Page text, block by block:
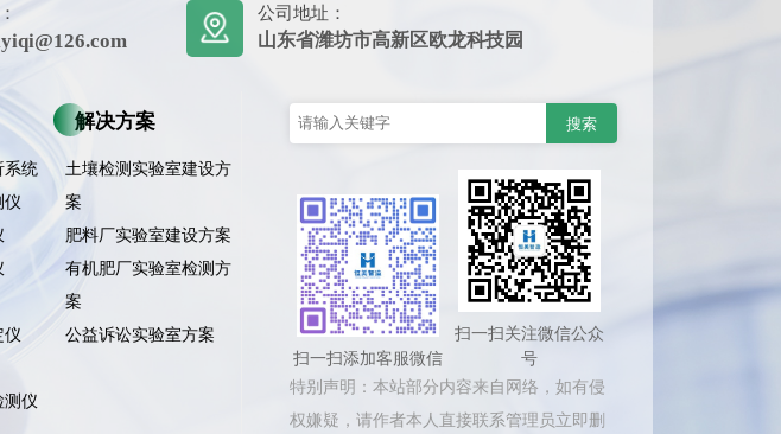
公司地址：
山东省潍坊市高新区欧龙科技园
系统
仪
仪
测仪
解决方案
土壤检测实验室建设方
案
肥料厂实验室建设方案
有机肥厂实验室检测方
案
公益诉讼实验室方案
扫一扫添加客服微信
扫一扫关注微信公众
号
特别声明：本站部分内容来自网络，如有侵
权嫌疑，请作者本人直接联系管理员立即删